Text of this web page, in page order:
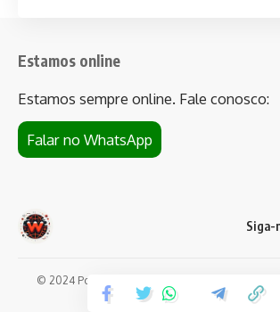
Estamos online
Estamos sempre online. Fale conosco:
Falar no WhatsApp
Siga-
© 2024 Portal de notícias Web Flush. Todos os
Conheça
Bet da Sorte.